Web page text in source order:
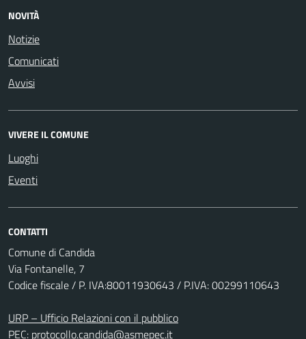
NOVITÀ
Notizie
Comunicati
Avvisi
VIVERE IL COMUNE
Luoghi
Eventi
CONTATTI
Comune di Candida
Via Fontanelle, 7
Codice fiscale / P. IVA:80011930643 / P.IVA: 00299110643
URP – Ufficio Relazioni con il pubblico
PEC: protocollo.candida@asmepec.it